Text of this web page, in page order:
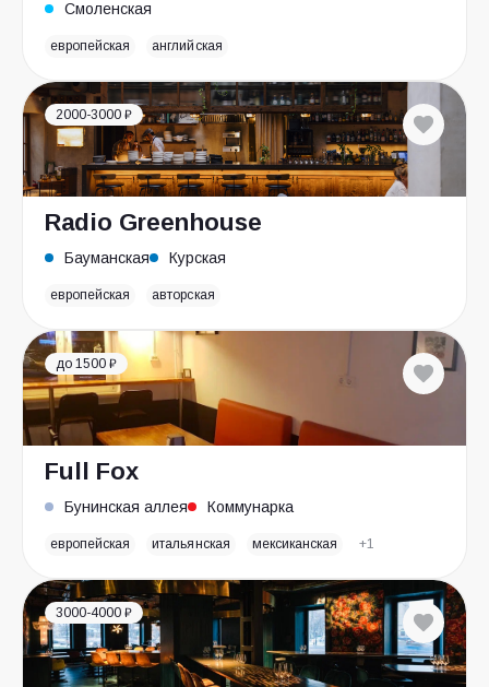
Смоленская
европейская английская
2000-3000 ₽
Radio Greenhouse
Бауманская Курская
европейская авторская
до 1500 ₽
Full Fox
Бунинская аллея Коммунарка
европейская итальянская мексиканская +1
3000-4000 ₽